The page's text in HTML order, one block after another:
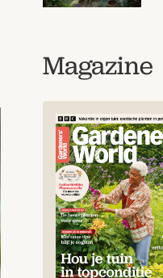
Magazine